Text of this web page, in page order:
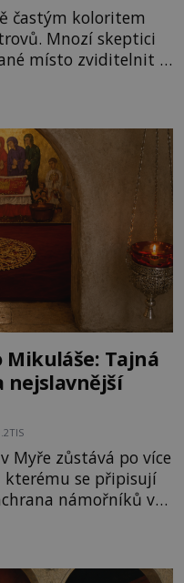
častým koloritem
Mnozí skeptici
místo zviditelnit a
záhadám
pravdivý základ?
přez
Tajná
nejslavnější
Myře zůstává po více
kterému se připisují
námořníků v
a klidné místo
Skupina